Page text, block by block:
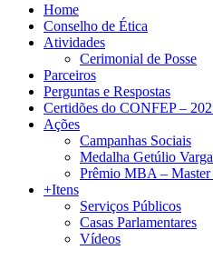
Home
Conselho de Ética
Atividades
Cerimonial de Posse
Parceiros
Perguntas e Respostas
Certidões do CONFEP –
Ações
Campanhas Sociais
Medalha Getúlio
Prêmio MBA –
+Itens
Serviços Públicos
Casas Parlamentares
Vídeos